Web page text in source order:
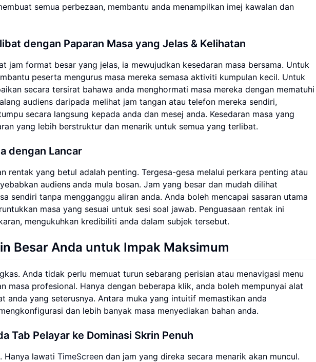
semua perbezaan, membantu anda menampilkan imej kawalan dan
dengan Paparan Masa yang Jelas & Kelihatan
jam format besar yang jelas, ia mewujudkan kesedaran masa bersama. Untuk
peserta mengurus masa mereka semasa aktiviti kumpulan kecil. Untuk
secara tersirat bahawa anda menghormati masa mereka dengan mematuhi
audiens daripada melihat jam tangan atau telefon mereka sendiri,
secara langsung kepada anda dan mesej anda. Kesedaran masa yang
yang lebih berstruktur dan menarik untuk semua yang terlibat.
dengan Lancar
rentak yang betul adalah penting. Tergesa-gesa melalui perkara penting atau
audiens anda mula bosan. Jam yang besar dan mudah dilihat
sendiri tanpa mengganggu aliran anda. Anda boleh mencapai sasaran utama
masa yang sesuai untuk sesi soal jawab. Penguasaan rentak ini
mengukuhkan kredibiliti anda dalam subjek tersebut.
Besar Anda untuk Impak Maksimum
Anda tidak perlu memuat turun sebarang perisian atau menavigasi menu
masa profesional. Hanya dengan beberapa klik, anda boleh mempunyai alat
anda yang seterusnya. Antara muka yang intuitif memastikan anda
dan lebih banyak masa menyediakan bahan anda.
Tab Pelayar ke Dominasi Skrin Penuh
Hanya lawati TimeScreen dan jam yang direka secara menarik akan muncul.